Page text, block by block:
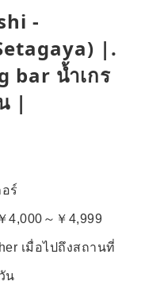
-
|.
bar น้ำเกร
|
ร์
4,000～￥4,999
เมื่อไปถึงสถานที่
น